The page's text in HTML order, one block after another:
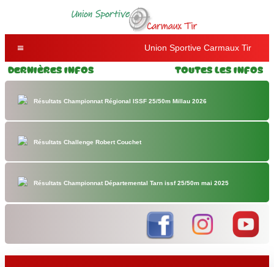
Union Sportive Carmaux Tir
Dernières Infos Toutes les Infos
Résultats Championnat Régional ISSF 25/50m Millau 2026
Résultats Challenge Robert Couchet
Résultats Championnat Départemental Tarn issf 25/50m mai 2025